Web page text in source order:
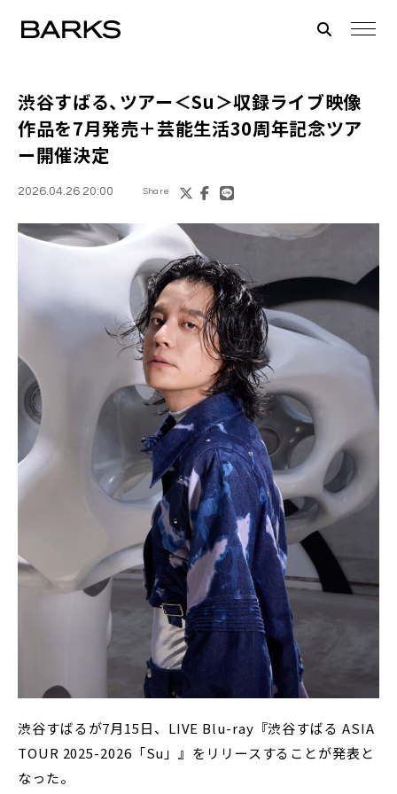
渋谷すばる、ツアー＜Su＞収録ライブ映像
作品を7月発売＋芸能生活30周年記念ツア
ー開催決定
2026.04.26 20:00 Share
渋谷すばるが7月15日、LIVE Blu-ray『渋谷すばる ASIA
TOUR 2025-2026「Su」』をリリースすることが発表と
なった。